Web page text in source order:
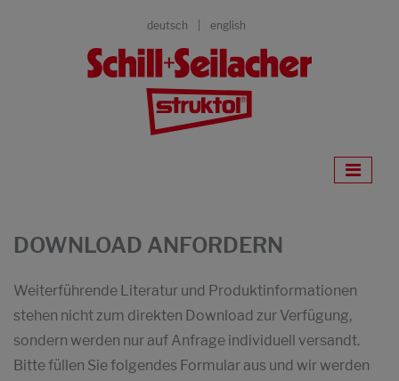
deutsch english
DOWNLOAD ANFORDERN
Weiterführende Literatur und Produktinformationen
stehen nicht zum direkten Download zur Verfügung,
sondern werden nur auf Anfrage individuell versandt.
Bitte füllen Sie folgendes Formular aus und wir werden